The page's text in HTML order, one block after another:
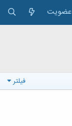
عضویت
فیلتر